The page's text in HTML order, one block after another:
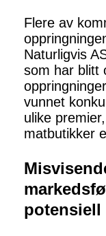
Flere av
Naturligvis
som har blitt
vunnet
ulike
matbutikker
potensiell